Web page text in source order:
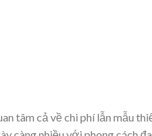
tâm cả về chi phí lẫn mẫu